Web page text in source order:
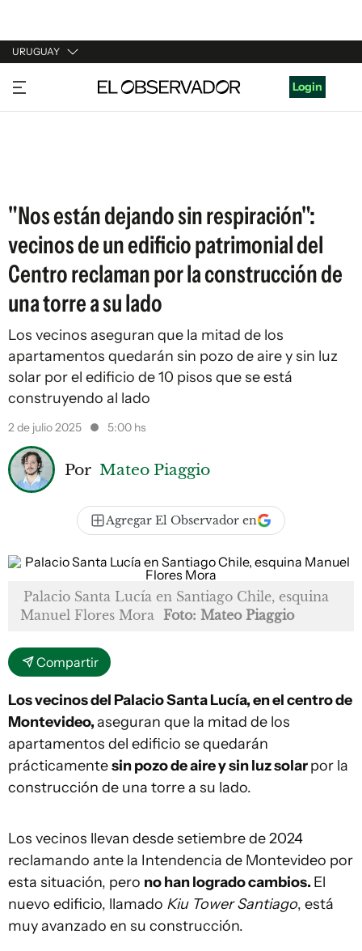
URUGUAY
URUGUAY
ARGENTINA
Login
"Nos están dejando sin respiración":
vecinos de un edificio patrimonial del
Centro reclaman por la construcción de
una torre a su lado
Los vecinos aseguran que la mitad de los
apartamentos quedarán sin pozo de aire y sin luz
solar por el edificio de 10 pisos que se está
construyendo al lado
2 de julio 2025 5:00 hs
Por Mateo Piaggio
Agregar El Observador en
Palacio Santa Lucía en Santiago Chile, esquina
Manuel Flores Mora Foto: Mateo Piaggio
Compartir
Los vecinos del Palacio Santa Lucía, en el centro de
Montevideo,aseguran que la mitad de los
apartamentos del edificio se quedarán
prácticamentesin pozo de aire y sin luz solarpor la
construcción de una torre a su lado.
Los vecinos llevan desde setiembre de 2024
reclamando ante la Intendencia de Montevideo por
esta situación, pero no han logrado cambios. El
nuevo edificio, llamado Kiu Tower Santiago, está
muy avanzado en su construcción.